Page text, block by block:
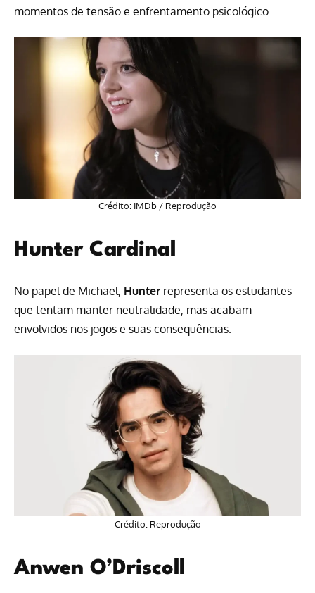
momentos de tensão e enfrentamento psicológico.
Crédito: IMDb / Reprodução
Hunter Cardinal
No papel de Michael, Hunter representa os estudantes
que tentam manter neutralidade, mas acabam
envolvidos nos jogos e suas consequências.
Crédito: Reprodução
Anwen O’Driscoll